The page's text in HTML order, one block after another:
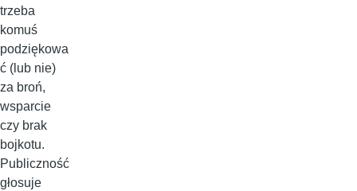
trzeba
komuś
podziękowa
ć (lub nie)
za broń,
wsparcie
czy brak
bojkotu.
Publiczność
głosuje